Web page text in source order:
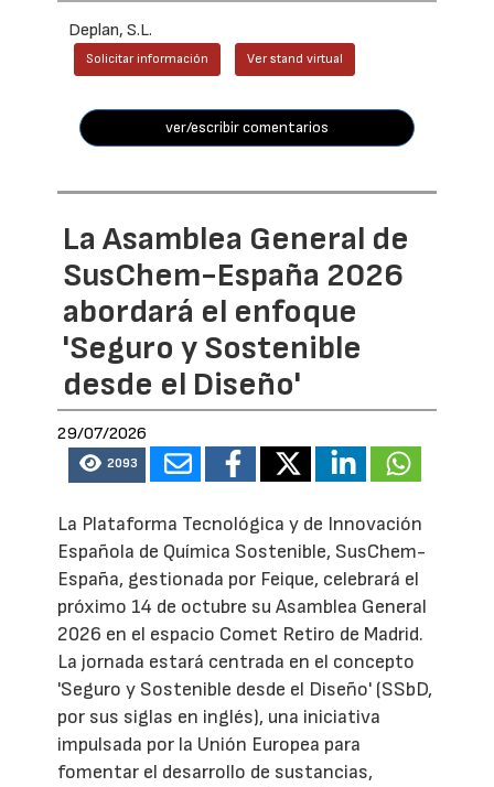
Deplan, S.L.
Solicitar información Ver stand virtual
ver/escribir comentarios
La Asamblea General de
SusChem-España 2026
abordará el enfoque
'Seguro y Sostenible
desde el Diseño'
29/07/2026
2093
La Plataforma Tecnológica y de Innovación
Española de Química Sostenible, SusChem-
España, gestionada por Feique, celebrará el
próximo 14 de octubre su Asamblea General
2026 en el espacio Comet Retiro de Madrid.
La jornada estará centrada en el concepto
'Seguro y Sostenible desde el Diseño' (SSbD,
por sus siglas en inglés), una iniciativa
impulsada por la Unión Europea para
fomentar el desarrollo de sustancias,